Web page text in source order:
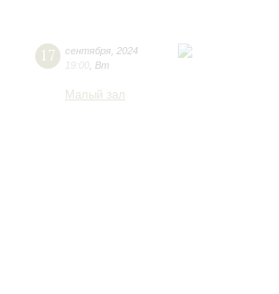
17 сентября 2024
19:00 Вт
Малый зал